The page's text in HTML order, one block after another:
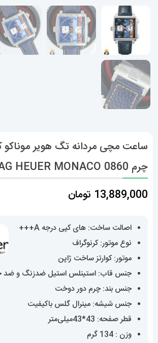
ساعت مچی مردانه تگ هویر موناکو
چرم 0860 TAG HEUER MONACO
13,889,000 تومان
اصالت ساخت: های کپی درجه A+++
نوع موتور: کرنوگراف
موتور: کوارتز ساخت ژاپن
جنس قاب: استینلس استیل ضدزنگ و
جنس بند: چرم دور دوخت
جنس شیشه: مینرال گلس باکیفیت
قطر صفحه: 43*43میلی‌متر
وزن : 134 گرم